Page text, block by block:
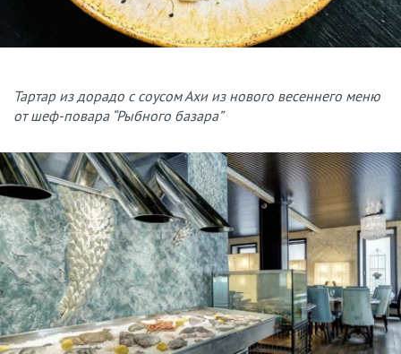
Тартар из дорадо с соусом Ахи из нового весеннего меню
от шеф-повара “Рыбного базара”